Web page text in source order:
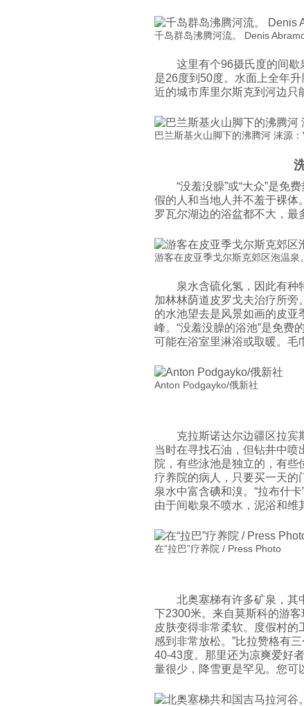
千岛群岛沸腾河流。 Denis
这里有个96摄氏度的间
是26度到50度。水面上全年
近的城市库里尔斯克到河边只
巴兰斯基火山脚下的沸腾河 涞源
“没羞没臊”或“大众”是免
假的人和当地人并不羞于裸体
罗瓦尔湖边的浴盆都不大，最
游客在皮亚季戈尔斯克郊区泡温
泉水含硫化氢，因此有种
加林林荫道皮罗戈夫治疗所
的水池望去是风景如画的皮
峰。“没羞没臊的浴池”是免费
可能在浴室里淋浴或取暖。毛
Anton Podgayko/俄新社
克拉斯诺达尔边疆区拉宾
当时在寻找石油，但钻井中喷
院，有些泳池是独立的，有些
疗养院的病人，只要买一天的
泉水中富含碘和溴。“拉布什
由于间歇泉不喷水，泥浴和维
在“拉巴”疗养院 / Press Photo
北奥塞梯有许多矿泉，其
下2300米。来自莫斯科的游
皮肤变得非常柔软。度假村
感到非常放松。”比拉赞格有
40-43度。那里还为凉爽爱好
量很少，降雪更是罕见。您可